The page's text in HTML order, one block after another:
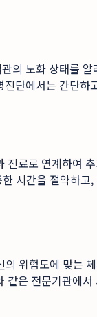
의 노화 상태를
단에서는 간단하
료로 연계하여
시간을 절약하고
위험도에 맞는
같은 전문기관에